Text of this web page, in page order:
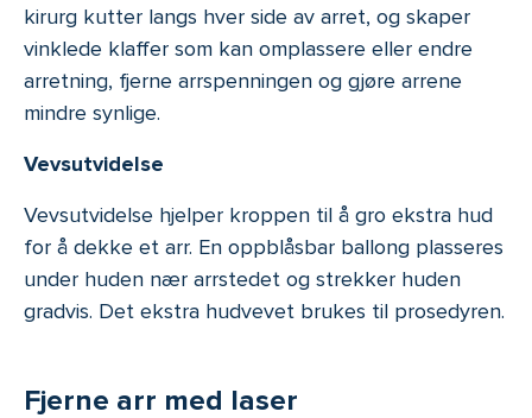
kirurg kutter langs hver side av arret, og skaper
vinklede klaffer som kan omplassere eller endre
arretning, fjerne arrspenningen og gjøre arrene
mindre synlige.
Vevsutvidelse
Vevsutvidelse hjelper kroppen til å gro ekstra hud
for å dekke et arr. En oppblåsbar ballong plasseres
under huden nær arrstedet og strekker huden
gradvis. Det ekstra hudvevet brukes til prosedyren.
Fjerne arr med laser